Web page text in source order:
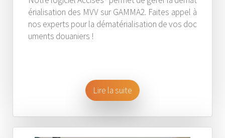
érialisation des MVV sur GAMMA2. Faites appel à
nos experts pour la dématérialisation de vos doc
uments douaniers !
Lire la suite